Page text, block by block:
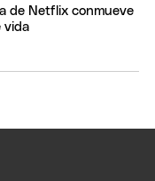
de Netflix conmueve
vida